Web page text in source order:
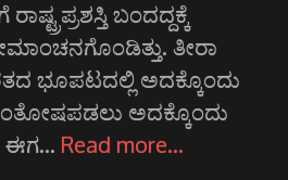
ಬಂದದ್ದಕ್ಕೆ
ತೀರಾ
ಭೂಪಟದಲ್ಲಿ ಅದಕ್ಕೊಂದು
ಅದಕ್ಕೊಂದು
ಈಗ… Read more…